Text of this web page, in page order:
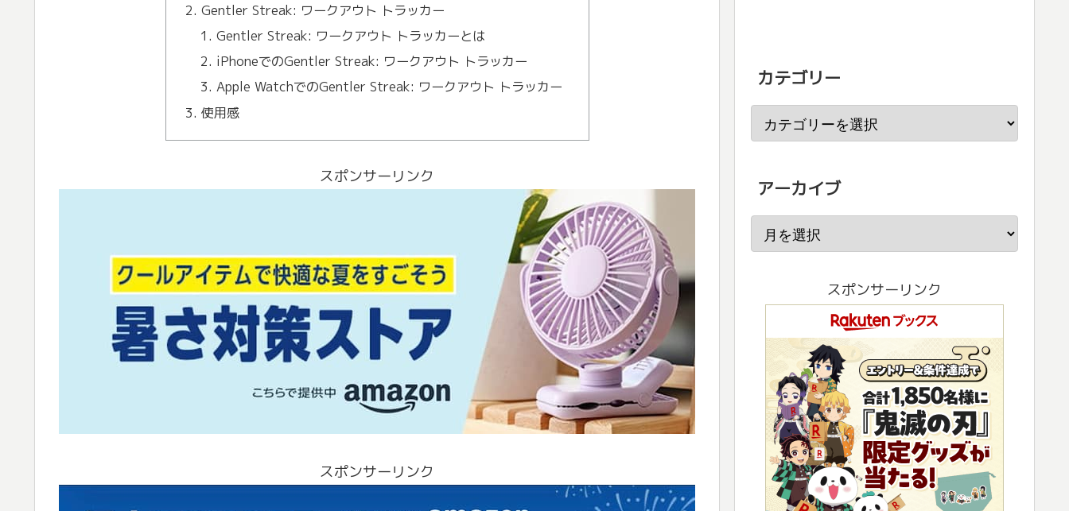
Gentler Streak: ワークアウト トラッカー
Gentler Streak: ワークアウト トラッカーとは
iPhoneでのGentler Streak: ワークアウト トラッカー
Apple WatchでのGentler Streak: ワークアウト トラッカー
使用感
スポンサーリンク
スポンサーリンク
カテゴリー
アーカイブ
スポンサーリンク